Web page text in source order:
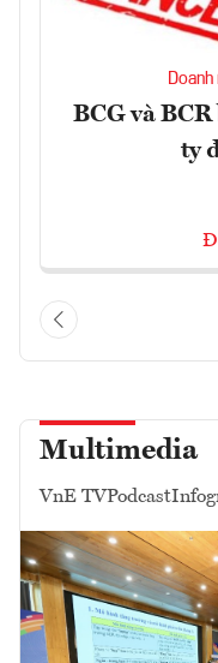
BCG và
ty
Multimedia
VnE TVPodcast